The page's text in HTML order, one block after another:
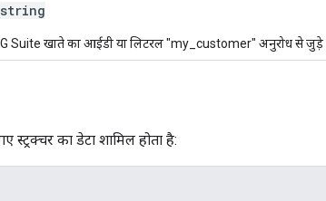
string
G Suite खाते का आईडी या लिटरल "my_customer" अनुरोध से जुड़े
का डेटा शामिल होता है: